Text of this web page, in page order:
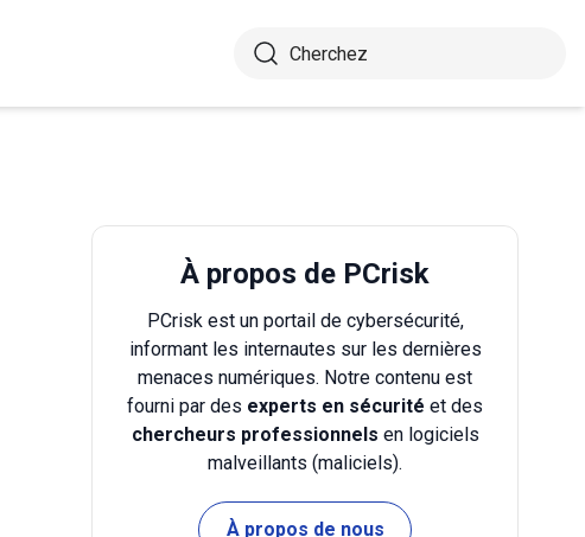
À propos de PCrisk
PCrisk est un portail de cybersécurité,
informant les internautes sur les dernières
menaces numériques. Notre contenu est
fourni par des experts en sécurité et des
chercheurs professionnels en logiciels
malveillants (maliciels).
À propos de nous